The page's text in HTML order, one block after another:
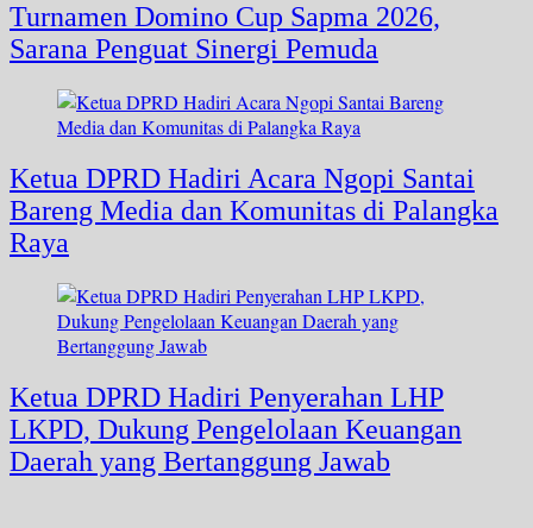
Turnamen Domino Cup Sapma 2026,
Sarana Penguat Sinergi Pemuda
Ketua DPRD Hadiri Acara Ngopi Santai
Bareng Media dan Komunitas di Palangka
Raya
Ketua DPRD Hadiri Penyerahan LHP
LKPD, Dukung Pengelolaan Keuangan
Daerah yang Bertanggung Jawab